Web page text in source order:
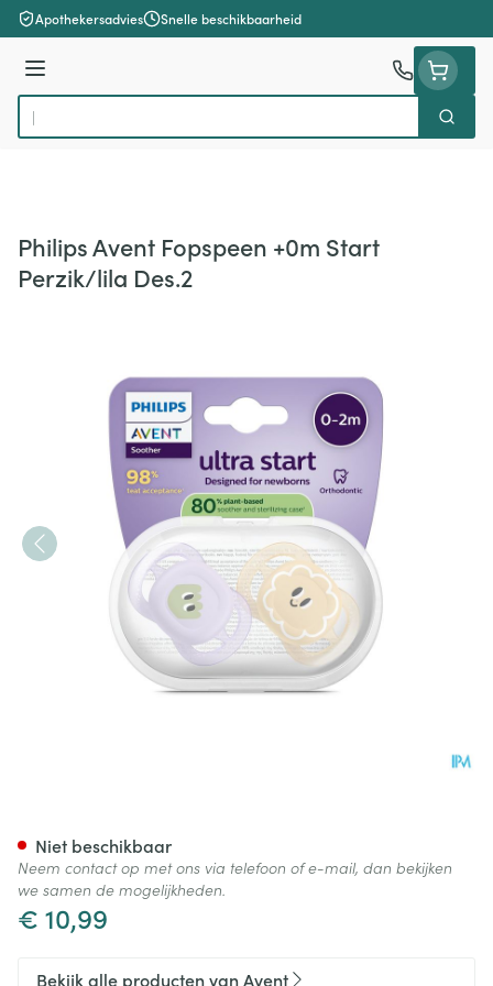
Ga naar de inhoud
Apothekersadvies Snelle beschikbaarheid
Menu
Product, merk, categorie...
Zoek
Philips Avent Fopspeen +0m Start
Perzik/lila Des.2
€ 10,99
Niet beschikbaar
Neem contact op met ons via telefoon of e-mail, dan bekijken
we samen de mogelijkheden.
Bekijk alle producten van Avent